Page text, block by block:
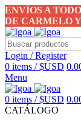
ENVÍOS A
DE CARMELO
Login / Register
0 items / $USD
Menu
0 items / $USD
CATÁLOGO